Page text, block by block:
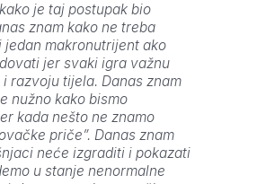
je taj postupak bio
znam kako ne treba
makronutrijent ako
jer svaki igra važnu
razvoju tijela. Danas znam
nužno kako bismo
kada nešto ne znamo
priče”. Danas znam
neće izgraditi i pokazati
u stanje nenormalne